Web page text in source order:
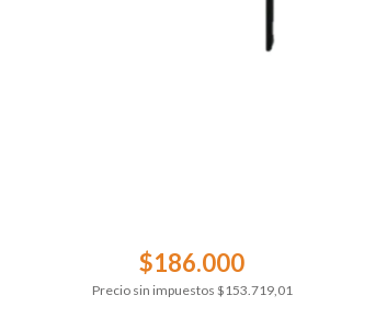
$186.000
Precio sin impuestos $153.719,01